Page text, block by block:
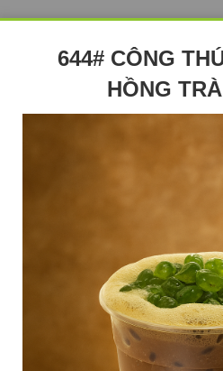
644# CÔNG
HỒNG